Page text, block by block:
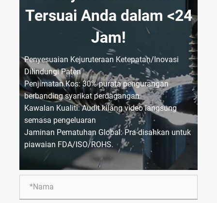
Tersuai Anda dalam <24
Jam!
Penyesuaian Kejuruteraan Ketepatan/Inovasi
Dilindungi Paten
Penjimatan Kos: 30% purata pengurangan
berbanding syarikat perdagangan
Kawalan Kualiti: Audit kilang video langsung
semasa pengeluaran
Jaminan Pematuhan Global: Pra-disahkan untuk
piawaian FDA/ISO/ROHS.